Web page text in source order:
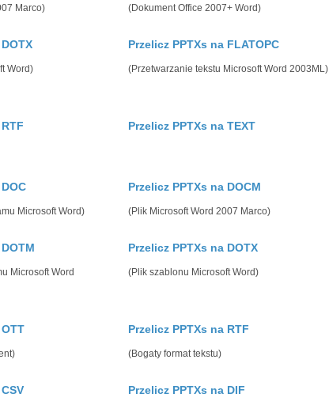
Marco) (Dokument Office 2007+ Word)
Word)
Przelicz PPTXs na FLATOPC
(Przetwarzanie tekstu Microsoft Word 2003ML)
Przelicz PPTXs na TEXT
Microsoft Word)
Przelicz PPTXs na DOCM
(Plik Microsoft Word 2007 Marco)
Microsoft Word
Przelicz PPTXs na DOTX
(Plik szablonu Microsoft Word)
Przelicz PPTXs na RTF
(Bogaty format tekstu)
Przelicz PPTXs na DIF